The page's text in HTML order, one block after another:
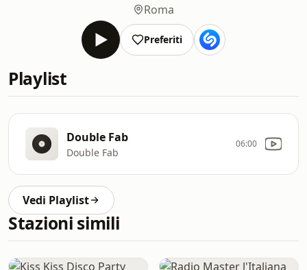
Roma
Preferiti
Playlist
Double Fab
Double Fab
06:00
Vedi Playlist
Stazioni simili